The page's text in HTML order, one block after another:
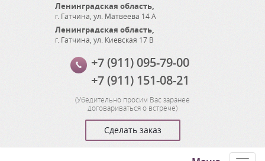
Ленинградская область,
г. Гатчина ул. Матвеева 14 А
Ленинградская область,
г. Гатчина ул. Киевская 17 В
+7 (911) 095-79-00
+7 (911) 151-08-21
(Убедительно просим Вас заранее
договариваться о встрече)
Сделать заказ